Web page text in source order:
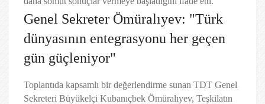
Genel Sekreter Ömüralıyev: "Türk
dünyasının entegrasyonu her geçen
gün güçleniyor"
Toplantıda kapsamlı bir değerlendirme sunan TDT Genel
Sekreteri Büyükelçi Kubanıçbek Ömüralıyev, Teşkilatın